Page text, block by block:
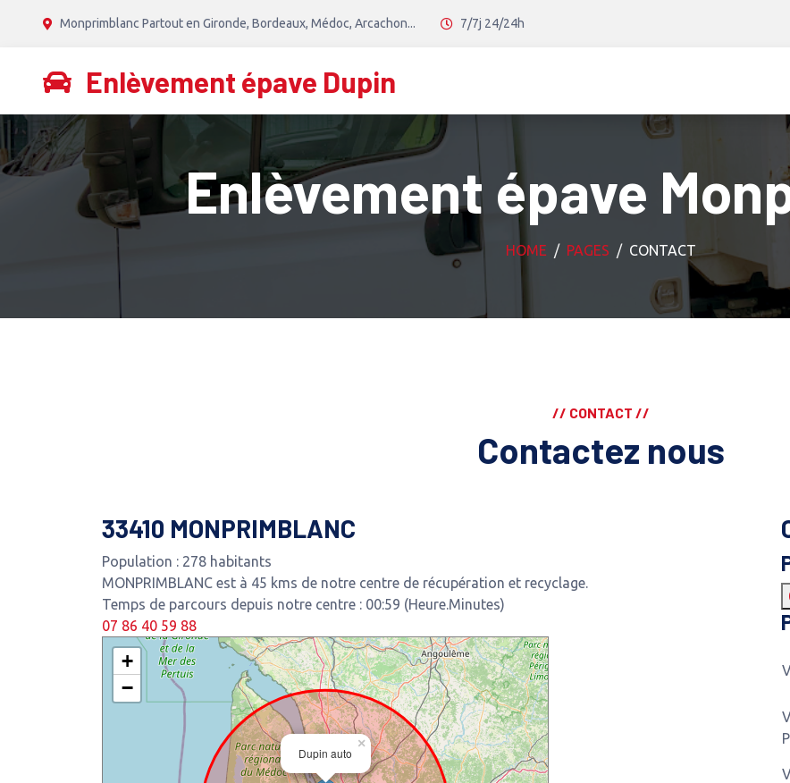
Monprimblanc Partout en Gironde, Bordeaux, Médoc, Arcachon... 7/7j 24/24h
Enlèvement épave Dupin
Enlèvement épave
HOME PAGES CONTACT
// CONTACT //
Contactez nous
33410 MONPRIMBLANC
Population : 278 habitants
MONPRIMBLANC est à 45 kms de notre centre de récupération et recyclage.
Temps de parcours depuis notre centre : 00:59 (Heure.Minutes)
07 86 40 59 88
Dupin auto
×
+
−